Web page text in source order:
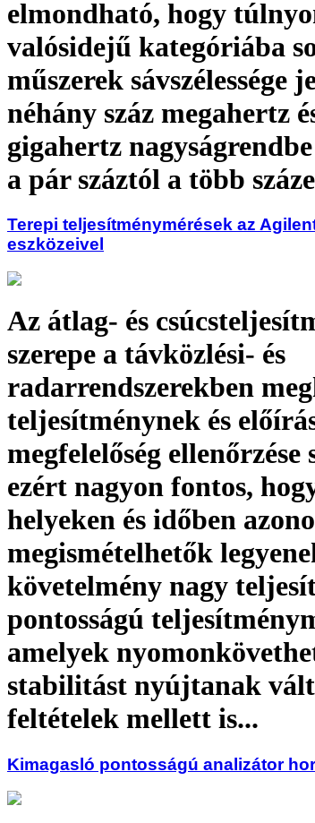
elmondható, hogy
valósidejű kategóriába
műszerek sávszélessége
néhány száz megahertz
gigahertz
a pár száztól a több
Terepi teljesítménymérések az
eszközeivel
Az átlag- és
szerepe a távközlési- és
radarrendszerekben
teljesítménynek és
megfelelőség
ezért nagyon fontos,
helyeken és időben
megismételhetők
követelmény nagy
pontosságú
amelyek
stabilitást nyújtanak
feltételek mellett is...
Kimagasló pontosságú analizátor